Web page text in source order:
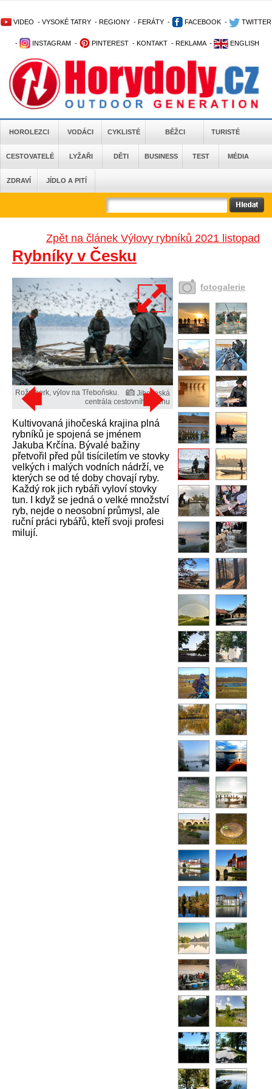
VIDEO - VYSOKÉ TATRY - REGIONY - FERÁTY - FACEBOOK - TWITTER
- INSTAGRAM - PINTEREST - KONTAKT - REKLAMA - ENGLISH
HOROLEZCI VODÁCI CYKLISTÉ BĚŽCI TURISTÉ
CESTOVATELÉ LYŽAŘI DĚTI BUSINESS TEST MÉDIA
ZDRAVÍ JÍDLO A PITÍ
Zpět na článek Výlovy rybníků 2021 listopad
Rybníky v Česku
Rožmberk, výlov na Třeboňsku.
Jihočeská
centrála cestovního ruchu
Kultivovaná jihočeská krajina plná
rybníků je spojená se jménem
Jakuba Krčína. Bývalé bažiny
přetvořil před půl tisíciletím ve stovky
velkých i malých vodních nádrží, ve
kterých se od té doby chovají ryby.
Každý rok jich rybáři vyloví stovky
tun. I když se jedná o velké množství
ryb, nejde o neosobní průmysl, ale
ruční práci rybářů, kteří svoji profesi
milují.
fotogalerie